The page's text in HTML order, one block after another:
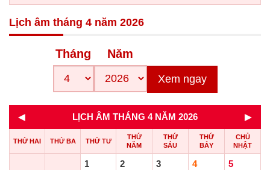
Lịch âm tháng 4 năm 2026
Tháng Năm
Xem ngay
◄ LỊCH ÂM THÁNG 4 NĂM 2026 ►
THỨ HAI THỨ BA THỨ TƯ
THỨ
NĂM
THỨ
SÁU
THỨ
BẢY
CHỦ
NHẬT
1
2
3
4
5